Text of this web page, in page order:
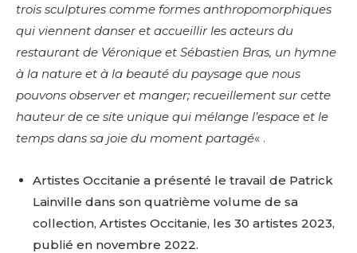
trois sculptures comme formes anthropomorphiques
qui viennent danser et accueillir les acteurs du
restaurant de Véronique et Sébastien Bras, un hymne
à la nature et à la beauté du paysage que nous
pouvons observer et manger; recueillement sur cette
hauteur de ce site unique qui mélange l’espace et le
temps dans sa joie du moment partagé« .
Artistes Occitanie a présenté le travail de Patrick
Lainville dans son quatrième volume de sa
collection, Artistes Occitanie, les 30 artistes 2023,
publié en novembre 2022.